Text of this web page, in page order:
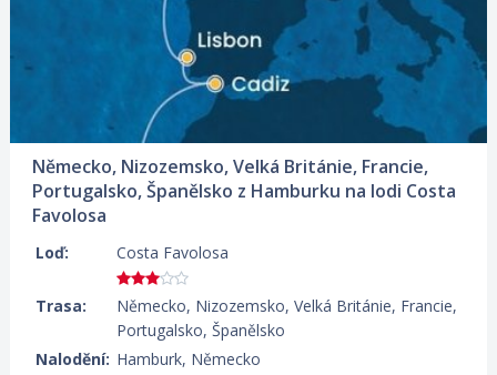
Německo, Nizozemsko, Velká Británie, Francie,
Portugalsko, Španělsko z Hamburku na lodi Costa
Favolosa
Loď: Costa Favolosa
Trasa:
Německo, Nizozemsko, Velká Británie, Francie,
Portugalsko, Španělsko
Nalodění: Hamburk, Německo